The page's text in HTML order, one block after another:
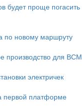
будет проще погасить
по новому маршруту
производство для ВСМ
электричек
первой платформе